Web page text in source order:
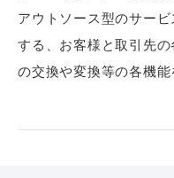
アウトソース型のサー
する、お客様と取引先
の交換や変換等の各機能